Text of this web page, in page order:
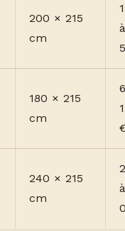
200 × 215
cm
180 × 215
cm
240 × 215
cm